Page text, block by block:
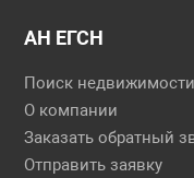
АН ЕГСН
Поиск недвижимости
О компании
Заказать обратный
Отправить заявку